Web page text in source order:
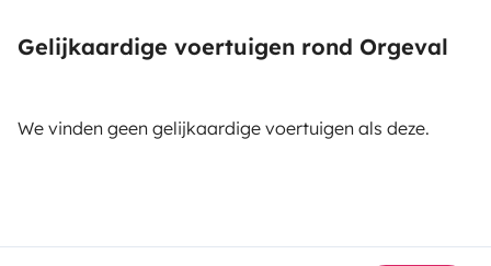
Gelijkaardige voertuigen rond Orgeval
We vinden geen gelijkaardige voertuigen als deze.